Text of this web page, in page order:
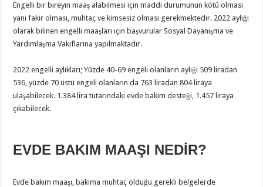
Engelli bir bireyin maaş alabilmesi için maddi durumunun kötü olması
yani fakir olması, muhtaç ve kimsesiz olması gerekmektedir. 2022 aylığı
olarak bilinen engelli maaşları için başvurular Sosyal Dayanışma ve
Yardımlaşma Vakıflarına yapılmaktadır.
2022 engelli aylıkları; Yüzde 40-69 engeli olanların aylığı 509 liradan
536, yüzde 70 üstü engeli olanların da 763 liradan 804 liraya
ulaşabilecek. 1.384 lira tutarındaki evde bakım desteği, 1.457 liraya
çıkabilecek.
EVDE BAKIM MAAŞI NEDİR?
Evde bakım maaşı, bakıma muhtaç olduğu gerekli belgelerde